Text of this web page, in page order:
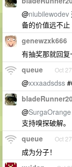
@niubilewodev
备的价值远不
genewzxk666
有抽奖那就回复
queue Oct
@xxxaadsdss
@SurgaOrange
支持嗅探破解。
queue Oct
成为分子！